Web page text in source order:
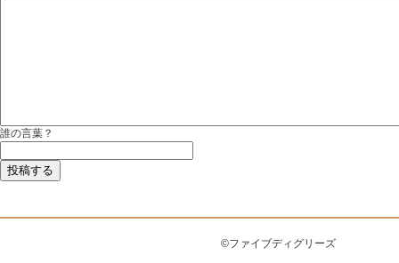
誰の言葉？
©ファイブディグリーズ